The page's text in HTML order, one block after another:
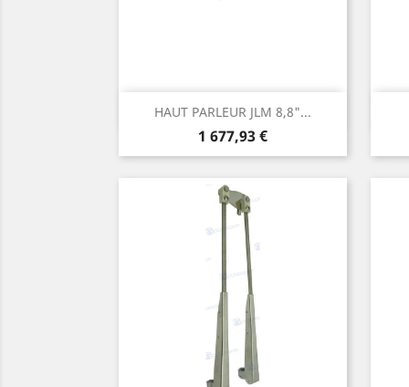
HAUT PARLEUR JLM 8,8"...
Prix
1 677,93 €
Aperçu rapide